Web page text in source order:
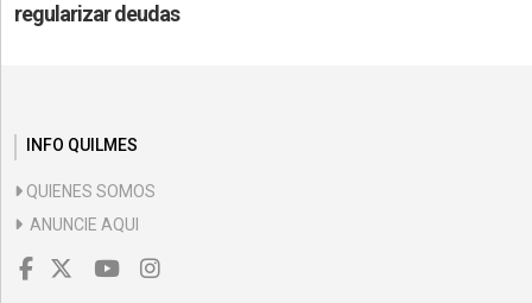
regularizar deudas
INFO QUILMES
QUIENES SOMOS
ANUNCIE AQUI